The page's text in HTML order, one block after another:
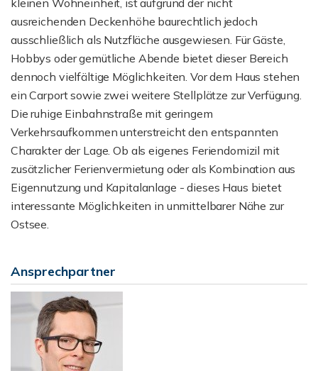
kleinen Wohneinheit, ist aufgrund der nicht
ausreichenden Deckenhöhe baurechtlich jedoch
ausschließlich als Nutzfläche ausgewiesen. Für Gäste,
Hobbys oder gemütliche Abende bietet dieser Bereich
dennoch vielfältige Möglichkeiten. Vor dem Haus stehen
ein Carport sowie zwei weitere Stellplätze zur Verfügung.
Die ruhige Einbahnstraße mit geringem
Verkehrsaufkommen unterstreicht den entspannten
Charakter der Lage. Ob als eigenes Feriendomizil mit
zusätzlicher Ferienvermietung oder als Kombination aus
Eigennutzung und Kapitalanlage - dieses Haus bietet
interessante Möglichkeiten in unmittelbarer Nähe zur
Ostsee.
Ansprechpartner